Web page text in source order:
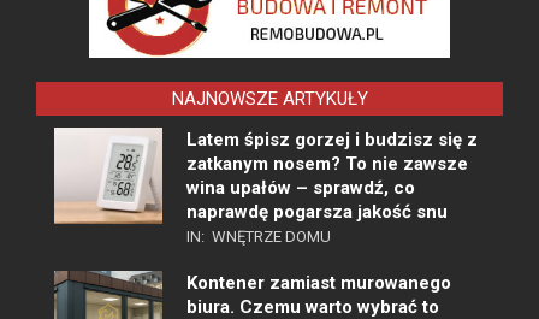
NAJNOWSZE ARTYKUŁY
Latem śpisz gorzej i budzisz się z
zatkanym nosem? To nie zawsze
wina upałów – sprawdź, co
naprawdę pogarsza jakość snu
IN: WNĘTRZE DOMU
Kontener zamiast murowanego
biura. Czemu warto wybrać to